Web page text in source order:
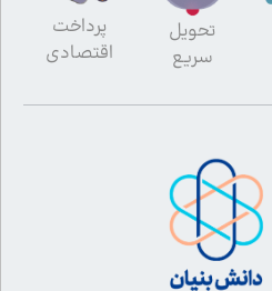
تحویل
سریع
پرداخت
اقتصادی